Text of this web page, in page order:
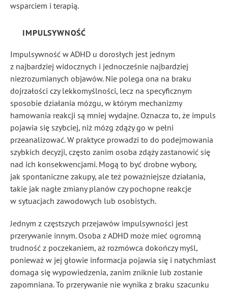
wsparciem i terapią.
IMPULSYWNOŚĆ
Impulsywność w ADHD u dorosłych jest jednym
z najbardziej widocznych i jednocześnie najbardziej
niezrozumianych objawów. Nie polega ona na braku
dojrzałości czy lekkomyślności, lecz na specyficznym
sposobie działania mózgu, w którym mechanizmy
hamowania reakcji są mniej wydajne. Oznacza to, że impuls
pojawia się szybciej, niż mózg zdąży go w pełni
przeanalizować. W praktyce prowadzi to do podejmowania
szybkich decyzji, często zanim osoba zdąży zastanowić się
nad ich konsekwencjami. Mogą to być drobne wybory,
jak spontaniczne zakupy, ale też poważniejsze działania,
takie jak nagłe zmiany planów czy pochopne reakcje
w sytuacjach zawodowych lub osobistych.
Jednym z częstszych przejawów impulsywności jest
przerywanie innym. Osoba z ADHD może mieć ogromną
trudność z poczekaniem, aż rozmówca dokończy myśl,
ponieważ w jej głowie informacja pojawia się i natychmiast
domaga się wypowiedzenia, zanim zniknie lub zostanie
zapomniana. To przerywanie nie wynika z braku szacunku